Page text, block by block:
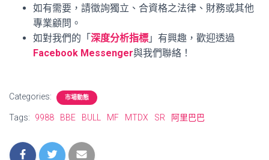
如有需要，請徵詢獨立、合資格之法律、財務或其他
專業顧問。
如對我們的「 深度分析指標 」有興趣，歡迎透過
Facebook Messenger與我們聯絡！
Categories: 市場動態
Tags: 9988 BBE BULL MF MTDX SR 阿里巴巴